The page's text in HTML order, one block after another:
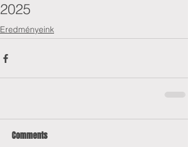
2025
Eredményeink
Comments